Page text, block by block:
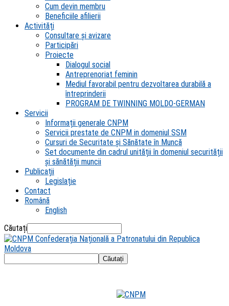
Cum devin membru
Beneficiile afilierii
Activități
Consultare și avizare
Participări
Proiecte
Dialogul social
Antreprenoriat feminin
Mediul favorabil pentru dezvoltarea durabilă a
întreprinderii
PROGRAM DE TWINNING MOLDO-GERMAN
Servicii
Informații generale CNPM
Servicii prestate de CNPM in domeniul SSM
Cursuri de Securitate și Sănătate în Muncă
Set documente din cadrul unității în domeniul securității
și sănătății muncii
Publicații
Legislație
Contact
Română
English
Căutați
Confederația Națională a Patronatului din Republica
Moldova